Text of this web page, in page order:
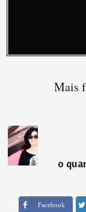
Mais
o
Facebook